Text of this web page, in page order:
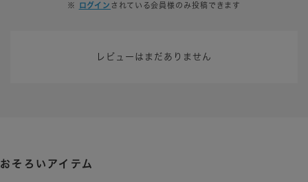
※ ログイン されている会員様のみ投稿できます
レビューはまだありません
おそろいアイテム